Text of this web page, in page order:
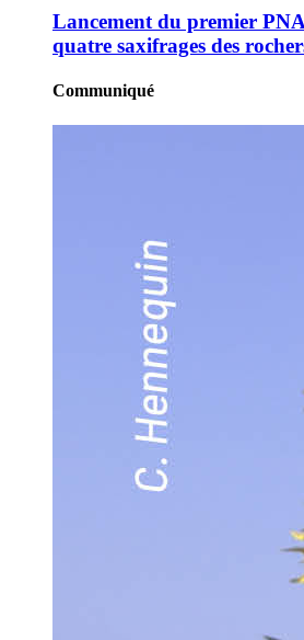
Lancement du premier
quatre saxifrages des
Communiqué